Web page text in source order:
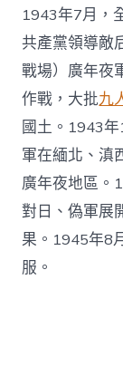
1943年7月，
共產黨領導敵
戰場）廣年夜
作戰，大批九
國土。1943
軍在緬北、滇
廣年夜地區。
對日、偽軍展
果。1945年8
服。